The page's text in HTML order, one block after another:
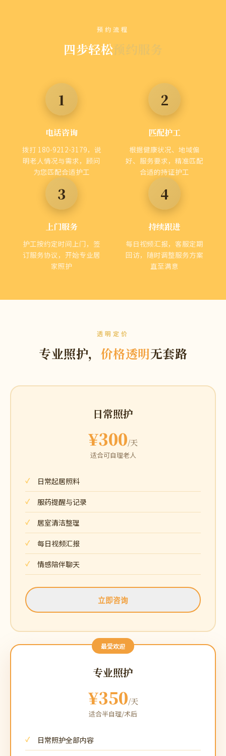
预约流程
四步轻松
1
电话咨询
拨打 180-9212-3179，说
明老人情况与需求，顾问
为您匹配合适护工
2
匹配护工
根据健康状况、地域偏
好、服务要求，精准匹配
合适的持证护工
3
上门服务
护工按约定时间上门，签
订服务协议，开始专业居
家照护
4
持续跟进
每日视频汇报，客服定期
回访，随时调整服务方案
直至满意
透明定价
专业照护， 价格透明无套路
日常照护
¥300/天
适合可自理老人
日常起居照料
服药提醒与记录
居室清洁整理
每日视频汇报
情感陪伴聊天
立即咨询
最受欢迎
专业照护
¥350/天
适合半自理/术后
日常照护全部内容